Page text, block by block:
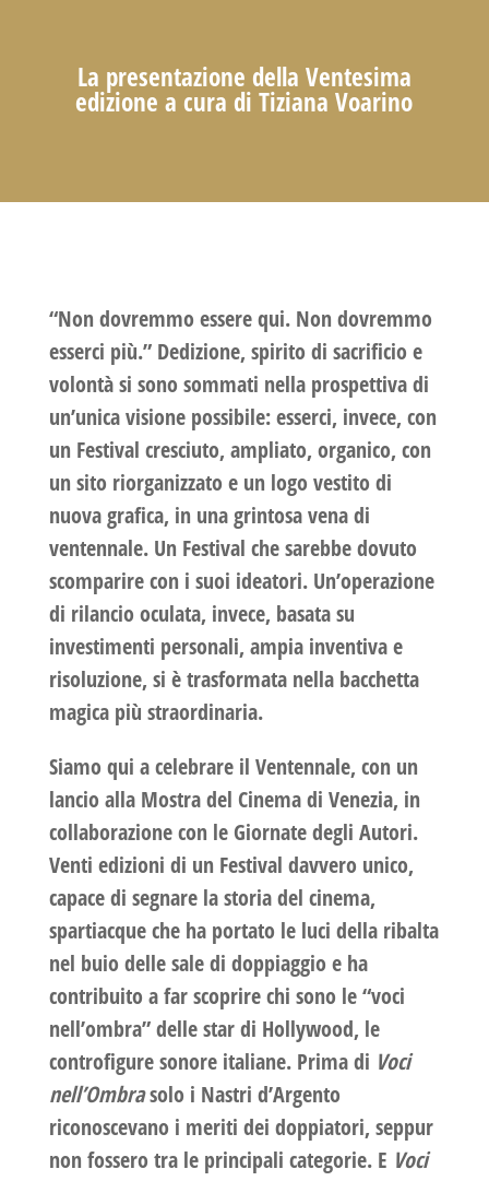
La presentazione della Ventesima
edizione a cura di Tiziana Voarino
“Non dovremmo essere qui. Non dovremmo
esserci più.”Dedizione, spirito di sacrificio e
volontà si sono sommati nella prospettiva di
un’unica visione possibile: esserci, invece, con
un Festival cresciuto, ampliato, organico, con
un sito riorganizzato e un logo vestito di
nuova grafica, in una grintosa vena di
ventennale. Un Festival che sarebbe dovuto
scomparire con i suoi ideatori. Un’operazione
di rilancio oculata, invece, basata su
investimenti personali, ampia inventiva e
risoluzione, si è trasformata nella bacchetta
magica più straordinaria.
Siamo qui a celebrare il Ventennale, con un
lancio alla Mostra del Cinema di Venezia, in
collaborazione con le Giornate degli Autori.
Venti edizioni di un Festival davvero unico,
capace di segnare la storia del cinema,
spartiacque che ha portato le luci della ribalta
nel buio delle sale di doppiaggio e ha
contribuito a far scoprire chi sono le “voci
nell’ombra” delle star di Hollywood, le
controfigure sonore italiane. Prima di Voci
nell’Ombrasolo i Nastri d’Argento
riconoscevano i meriti dei doppiatori, seppur
non fossero tra le principali categorie. E Voci